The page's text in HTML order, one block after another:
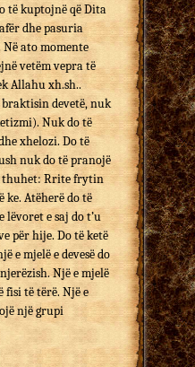
të kuptojnë që Dita
dhe pasuria
ato momente
vetëm vepra të
Allahu xh.sh..
braktisin devetë, nuk
Nuk do të
xhelozi. Do të
nuk do të pranojë
thuhet: Rrite frytin
ke. Atëherë do të
lëvoret e saj do t’u
për hije. Do të ketë
e mjelë e devesë do
Një e mjelë
fisi të tërë. Një e
një grupi